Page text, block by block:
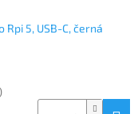
5, USB-C, černá